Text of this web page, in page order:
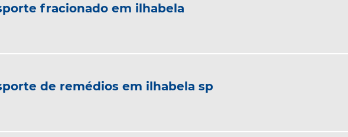
fracionado em ilhabela
de remédios em ilhabela sp